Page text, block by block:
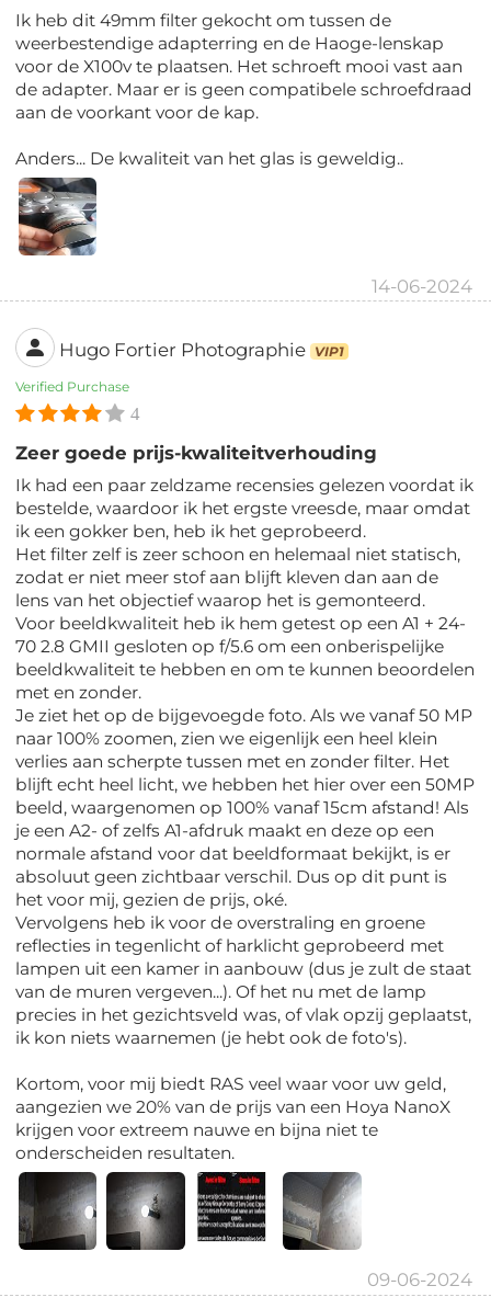
Ik heb dit 49mm filter gekocht om tussen de
weerbestendige adapterring en de Haoge-lenskap
voor de X100v te plaatsen. Het schroeft mooi vast aan
de adapter. Maar er is geen compatibele schroefdraad
aan de voorkant voor de kap.
Anders... De kwaliteit van het glas is geweldig..
14-06-2024
Hugo Fortier Photographie VIP1
Verified Purchase
4
Zeer goede prijs-kwaliteitverhouding
Ik had een paar zeldzame recensies gelezen voordat ik
bestelde, waardoor ik het ergste vreesde, maar omdat
ik een gokker ben, heb ik het geprobeerd.
Het filter zelf is zeer schoon en helemaal niet statisch,
zodat er niet meer stof aan blijft kleven dan aan de
lens van het objectief waarop het is gemonteerd.
Voor beeldkwaliteit heb ik hem getest op een A1 + 24-
70 2.8 GMII gesloten op f/5.6 om een ​​onberispelijke
beeldkwaliteit te hebben en om te kunnen beoordelen
met en zonder.
Je ziet het op de bijgevoegde foto. Als we vanaf 50 MP
naar 100% zoomen, zien we eigenlijk een heel klein
verlies aan scherpte tussen met en zonder filter. Het
blijft echt heel licht, we hebben het hier over een 50MP
beeld, waargenomen op 100% vanaf 15cm afstand! Als
je een A2- of zelfs A1-afdruk maakt en deze op een
normale afstand voor dat beeldformaat bekijkt, is er
absoluut geen zichtbaar verschil. Dus op dit punt is
het voor mij, gezien de prijs, oké.
Vervolgens heb ik voor de overstraling en groene
reflecties in tegenlicht of harklicht geprobeerd met
lampen uit een kamer in aanbouw (dus je zult de staat
van de muren vergeven...). Of het nu met de lamp
precies in het gezichtsveld was, of vlak opzij geplaatst,
ik kon niets waarnemen (je hebt ook de foto's).
Kortom, voor mij biedt RAS veel waar voor uw geld,
aangezien we 20% van de prijs van een Hoya NanoX
krijgen voor extreem nauwe en bijna niet te
onderscheiden resultaten.
09-06-2024